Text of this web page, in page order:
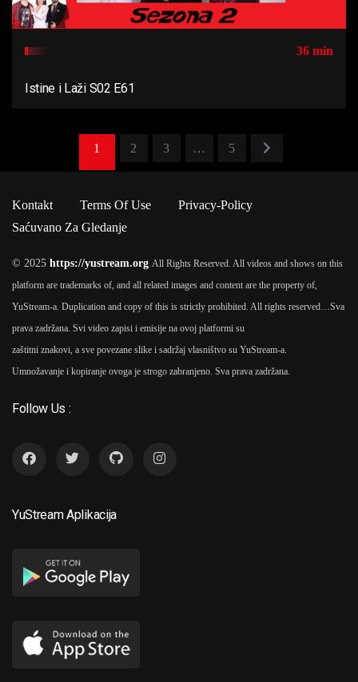
36 min
Istine i Laži S02 E61
1 2 3 … 5
Kontakt Terms Of Use
Privacy-Policy
Saćuvano Za Gledanje
© 2025 https://yustream.org All Rights Reserved. All videos and shows on this
platform are trademarks of, and all related images and content are the property of,
YuStream-a. Duplication and copy of this is strictly prohibited. All rights reserved… Sva
prava zadržana. Svi video zapisi i emisije na ovoj platformi su
zaštitni znakovi, a sve povezane slike i sadržaj vlasništvo su YuStream-a.
Umnožavanje i kopiranje ovoga je strogo zabranjeno. Sva prava zadržana.
Follow Us :
YuStream Aplikacija